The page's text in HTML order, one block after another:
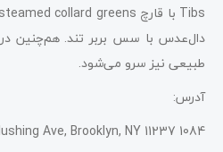
دال‌عدس با سس بربر تند. هم‌چنین در Bunna Café
طبیعی نیز سرو می‌شود.
آدرس:
1084 Flushing Ave, Brooklyn, NY 11237